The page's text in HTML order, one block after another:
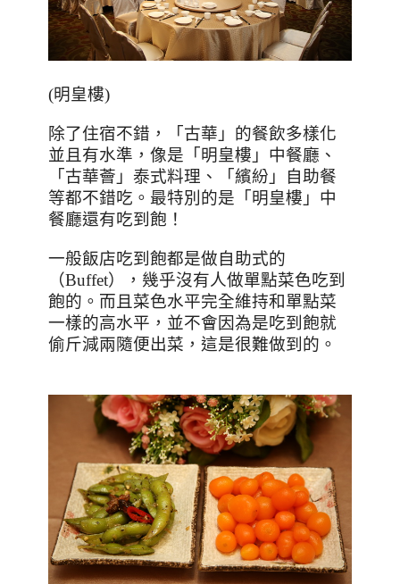
(明皇樓)
除了住宿不錯，「古華」的餐飲多樣化
並且有水準，像是「明皇樓」中餐廳、
「古華薈」泰式料理、「繽紛」自助餐
等都不錯吃。最特別的是「明皇樓」中
餐廳還有吃到飽！
一般飯店吃到飽都是做自助式的
（Buffet），幾乎沒有人做單點菜色吃到
飽的。而且菜色水平完全維持和單點菜
一樣的高水平，並不會因為是吃到飽就
偷斤減兩隨便出菜，這是很難做到的。